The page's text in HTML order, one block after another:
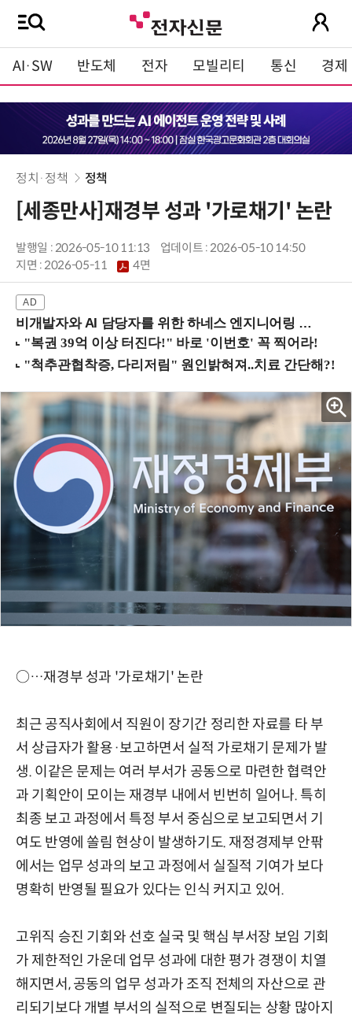
AI·SW 반도체 전자 모빌리티 통신 경제
정치·정책 정책
[세종만사]재경부 성과 '가로채기' 논란
발행일 : 2026-05-10 11:13
업데이트 : 2026-05-10 14:50
지면 :2026-05-11 4면
비개발자와 AI 담당자를 위한 하네스 엔지니어링 입문과정 (8/20 신논현역)
○…재경부 성과 '가로채기' 논란
최근 공직사회에서 직원이 장기간 정리한 자료를 타 부
서 상급자가 활용·보고하면서 실적 가로채기 문제가 발
생. 이같은 문제는 여러 부서가 공동으로 마련한 협력안
과 기획안이 모이는 재경부 내에서 빈번히 일어나. 특히
최종 보고 과정에서 특정 부서 중심으로 보고되면서 기
여도 반영에 쏠림 현상이 발생하기도. 재정경제부 안팎
에서는 업무 성과의 보고 과정에서 실질적 기여가 보다
명확히 반영될 필요가 있다는 인식 커지고 있어.
고위직 승진 기회와 선호 실국 및 핵심 부서장 보임 기회
가 제한적인 가운데 업무 성과에 대한 평가 경쟁이 치열
해지면서, 공동의 업무 성과가 조직 전체의 자산으로 관
리되기보다 개별 부서의 실적으로 변질되는 상황 많아지